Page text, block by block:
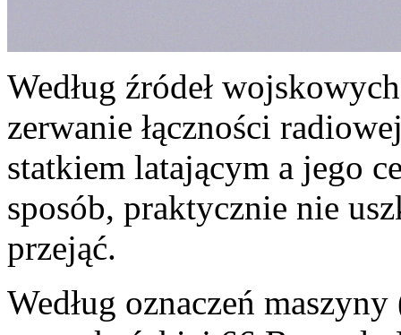
Według źródeł
zerwanie łączności
statkiem latającym a jego
sposób, praktycznie nie
przejąć.
Według oznaczeń